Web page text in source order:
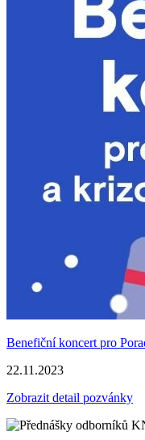
Benefiční koncert pro
22.11.2023
Zobrazit detail pozvánky